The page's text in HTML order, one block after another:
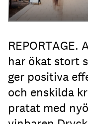
har ökat stort
ger positiva
och enskilda
pratat med